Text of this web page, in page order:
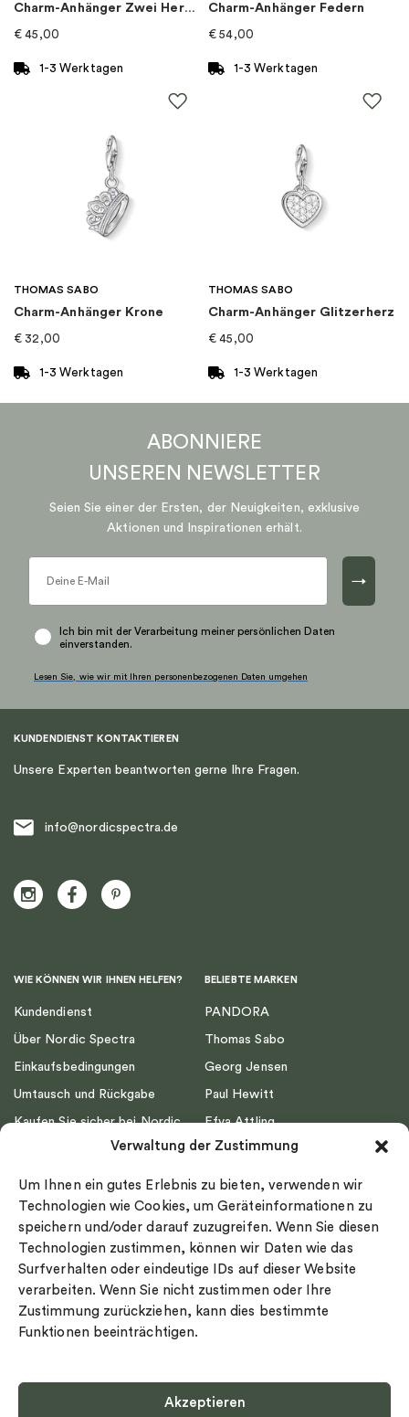
Verwaltung der Zustimmung
Um Ihnen ein gutes Erlebnis zu bieten, verwenden wir
Technologien wie Cookies, um Geräteinformationen zu
speichern und/oder darauf zuzugreifen. Wenn Sie diesen
Technologien zustimmen, können wir Daten wie das
Surfverhalten oder eindeutige IDs auf dieser Website
verarbeiten. Wenn Sie nicht zustimmen oder Ihre
Zustimmung zurückziehen, kann dies bestimmte
Funktionen beeinträchtigen.
Akzeptieren
Charm-Anhänger Zwei Herzen
€ 45,00
1-3 Werktagen
Charm-Anhänger Federn
€ 54,00
1-3 Werktagen
THOMAS SABO
Charm-Anhänger Krone
€ 32,00
1-3 Werktagen
THOMAS SABO
Charm-Anhänger Glitzerherz
€ 45,00
1-3 Werktagen
ABONNIERE
UNSEREN NEWSLETTER
Seien Sie einer der Ersten, der Neuigkeiten, exklusive
Aktionen und Inspirationen erhält.
→
Ich bin mit der Verarbeitung meiner persönlichen Daten
einverstanden.
Lesen Sie, wie wir mit Ihren personenbezogenen Daten umgehen
KUNDENDIENST KONTAKTIEREN
Unsere Experten beantworten gerne Ihre Fragen.
info@nordicspectra.de
WIE KÖNNEN WIR IHNEN HELFEN?
Kundendienst
Über Nordic Spectra
Einkaufsbedingungen
Umtausch und Rückgabe
Kaufen Sie sicher bei Nordic
Impressum
Ringgröße
Widerrufsrecht
Sekretesspolicy
BELIEBTE MARKEN
PANDORA
Thomas Sabo
Georg Jensen
Paul Hewitt
Efva Attling
Emma Israelsson
Drakenberg Sjölin
Nordic Spectra